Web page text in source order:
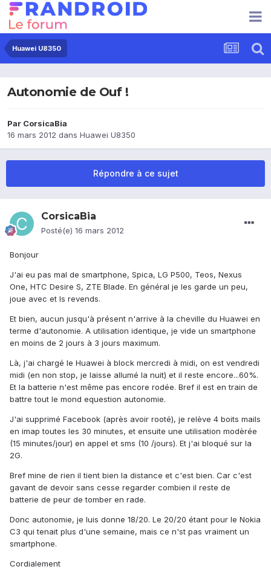
Huawei U8350
Autonomie de Ouf !
Par CorsicaBia
16 mars 2012 dans Huawei U8350
Répondre à ce sujet
CorsicaBia
Posté(e) 16 mars 2012
Bonjour
J'ai eu pas mal de smartphone, Spica, LG P500, Teos, Nexus
One, HTC Desire S, ZTE Blade. En général je les garde un peu,
joue avec et ls revends.
Et bien, aucun jusqu'à présent n'arrive à la cheville du Huawei en
terme d'autonomie. A utilisation identique, je vide un smartphone
en moins de 2 jours à 3 jours maximum.
Là, j'ai chargé le Huawei à block mercredi à midi, on est vendredi
midi (en non stop, je laisse allumé la nuit) et il reste encore...60%.
Et la batterie n'est même pas encore rodée. Bref il est en train de
battre tout le mond equestion autonomie.
J'ai supprimé Facebook (après avoir rooté), je relève 4 boits mails
en imap toutes les 30 minutes, et ensuite une utilisation modèrée
(15 minutes/jour) en appel et sms (10 /jours). Et j'ai bloqué sur la
2G.
Bref mine de rien il tient bien la distance et c'est bien. Car c'est
gavant de devoir sans cesse regarder combien il reste de
batterie de peur de tomber en rade.
Donc autonomie, je luis donne 18/20. Le 20/20 étant pour le Nokia
C3 qui tenait plus d'une semaine, mais ce n'st pas vraiment un
smartphone.
Cordialement